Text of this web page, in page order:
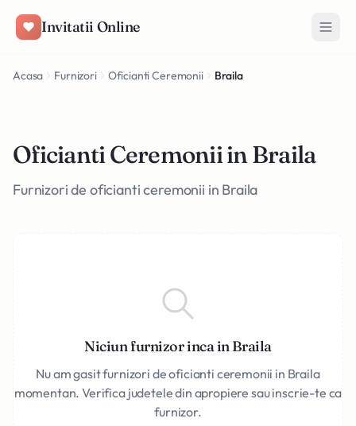
Invitatii Online
Acasa Furnizori Oficianti Ceremonii Braila
Oficianti Ceremonii in Braila
Furnizori de oficianti ceremonii in Braila
Niciun furnizor inca in Braila
Nu am gasit furnizori de oficianti ceremonii in Braila
momentan. Verifica judetele din apropiere sau inscrie-te ca
furnizor.